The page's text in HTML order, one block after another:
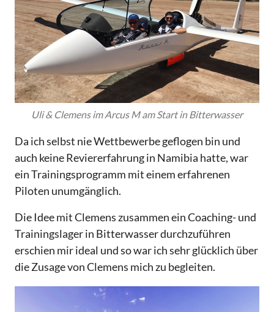
Uli & Clemens im Arcus M am Start in Bitterwasser
Da ich selbst nie Wettbewerbe geflogen bin und
auch keine Reviererfahrung in Namibia hatte, war
ein Trainingsprogramm mit einem erfahrenen
Piloten unumgänglich.
Die Idee mit Clemens zusammen ein Coaching- und
Trainingslager in Bitterwasser durchzuführen
erschien mir ideal und so war ich sehr glücklich über
die Zusage von Clemens mich zu begleiten.